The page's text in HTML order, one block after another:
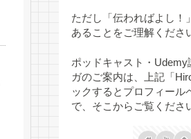
ただし「伝わればよし！
あることをご理解くださ
ポッドキャスト・Udemy
ガのご案内は、上記「
ックするとプロフィール
で、そこからご覧くださ